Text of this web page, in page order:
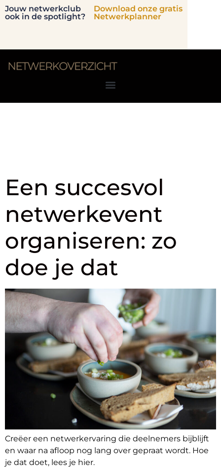
Jouw netwerkclub
ook in de spotlight?
Download onze gratis
Netwerkplanner
Een succesvol
netwerkevent
organiseren: zo
doe je dat
Creëer een netwerkervaring die deelnemers bijblijft
en waar na afloop nog lang over gepraat wordt. Hoe
je dat doet, lees je hier.